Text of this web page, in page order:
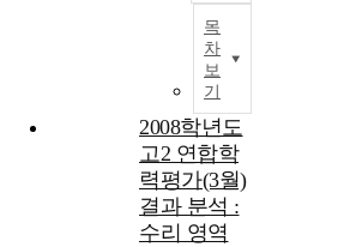
목
차
보
기
2008학년도
고2 연합학
력평가(3월)
결과 분석 :
수리 영역